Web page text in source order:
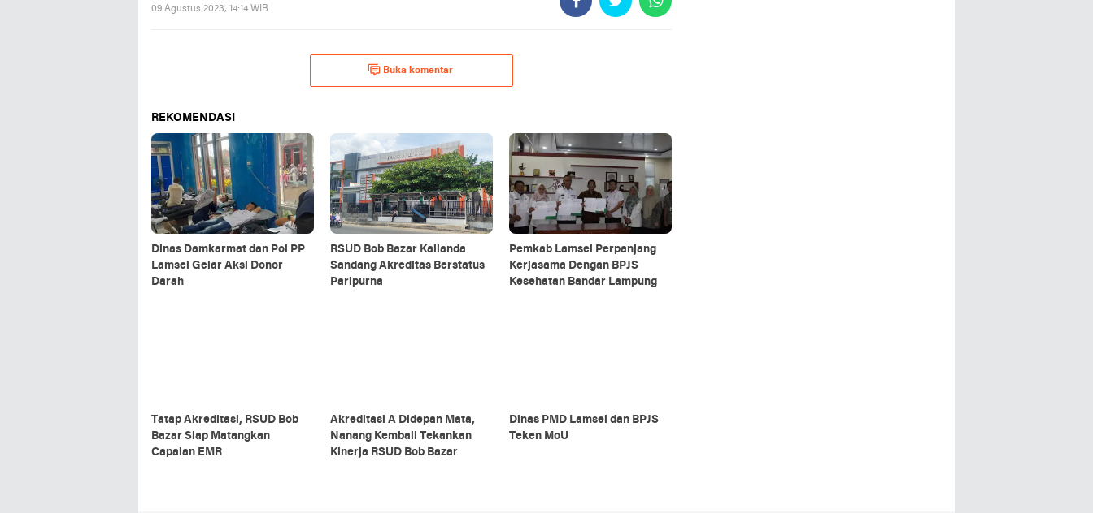
09 Agustus 2023, 14:14 WIB
Buka komentar
REKOMENDASI
Dinas Damkarmat dan Pol PP
Lamsel Gelar Aksi Donor
Darah
RSUD Bob Bazar Kalianda
Sandang Akreditas Berstatus
Paripurna
Pemkab Lamsel Perpanjang
Kerjasama Dengan BPJS
Kesehatan Bandar Lampung
Tatap Akreditasi, RSUD Bob
Bazar Siap Matangkan
Capaian EMR
Akreditasi A Didepan Mata,
Nanang Kembali Tekankan
Kinerja RSUD Bob Bazar
Dinas PMD Lamsel dan BPJS
Teken MoU